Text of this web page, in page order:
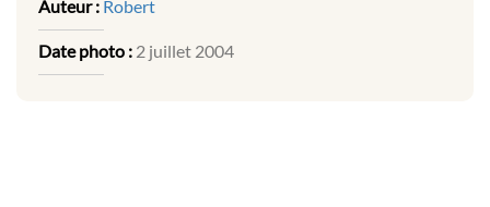
Auteur : Robert
Date photo : 2 juillet 2004